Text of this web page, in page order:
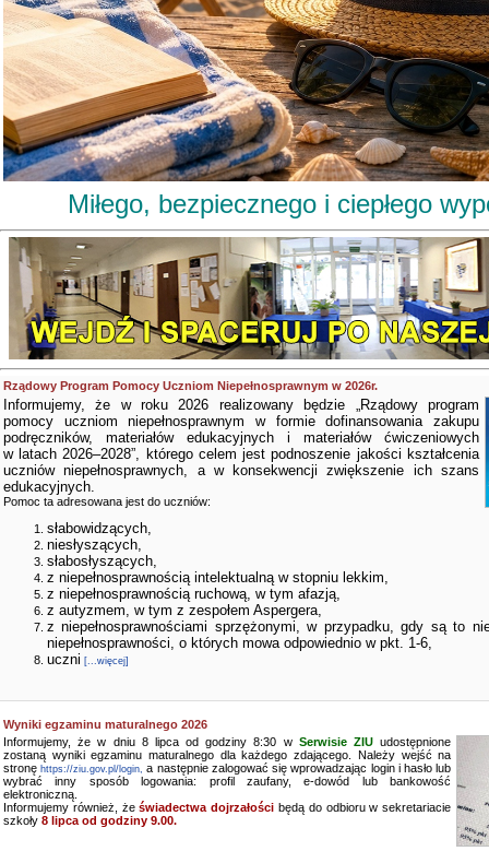
Miłego, bezpiecznego i ciepłego
Rządowy Program Pomocy Uczniom Niepełnosprawnym w 2026r.
Informujemy, że w roku 2026 realizowany będzie „Rządowy program
pomocy uczniom niepełnosprawnym w formie dofinansowania zakupu
podręczników, materiałów edukacyjnych i materiałów ćwiczeniowych
w latach 2026–2028”, którego celem jest podnoszenie jakości kształcenia
uczniów niepełnosprawnych, a w konsekwencji zwiększenie ich szans
edukacyjnych.
Pomoc ta adresowana jest do uczniów:
słabowidzących,
niesłyszących,
słabosłyszących,
z niepełnosprawnością intelektualną w stopniu lekkim,
z niepełnosprawnością ruchową, w tym afazją,
z autyzmem, w tym z zespołem Aspergera,
z niepełnosprawnościami sprzężonymi, w przypadku, gdy są to
niepełnosprawności, o których mowa odpowiednio w pkt. 1-6,
uczni [...więcej]
Wyniki egzaminu maturalnego 2026
Informujemy, że w dniu 8 lipca od godziny 8:30 w Serwisie ZIU udostępnione
zostaną wyniki egzaminu maturalnego dla każdego zdającego. Należy wejść na
stronęhttps://ziu.gov.pl/login, a następnie zalogować się wprowadzając login i hasło lub
wybrać inny sposób logowania: profil zaufany, e-dowód lub bankowość
elektroniczną.
Informujemy również, żeświadectwa dojrzałości będą do odbioru w sekretariacie
szkoły 8 lipca od godziny 9.00.